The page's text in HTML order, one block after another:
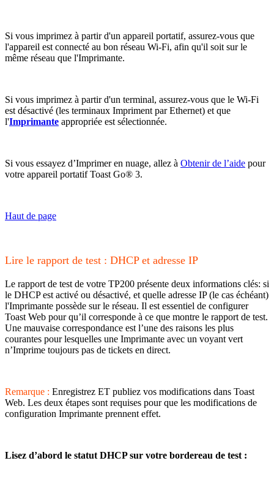
Si vous imprimez à partir d'un appareil portatif, assurez-vous que
l'appareil est connecté au bon réseau Wi-Fi, afin qu'il soit sur le
même réseau que l'Imprimante.
Si vous imprimez à partir d'un terminal, assurez-vous que le Wi-Fi
est désactivé (les terminaux Impriment par Ethernet) et que
l'Imprimante appropriée est sélectionnée.
Si vous essayez d’Imprimer en nuage, allez à Obtenir de l’aide pour
votre appareil portatif Toast Go® 3.
Haut de page
Lire le rapport de test : DHCP et adresse IP
Le rapport de test de votre TP200 présente deux informations clés: si
le DHCP est activé ou désactivé, et quelle adresse IP (le cas échéant)
l'Imprimante possède sur le réseau. Il est essentiel de configurer
Toast Web pour qu’il corresponde à ce que montre le rapport de test.
Une mauvaise correspondance est l’une des raisons les plus
courantes pour lesquelles une Imprimante avec un voyant vert
n’Imprime toujours pas de tickets en direct.
Remarque : Enregistrez ET publiez vos modifications dans Toast
Web. Les deux étapes sont requises pour que les modifications de
configuration Imprimante prennent effet.
Lisez d’abord le statut DHCP sur votre bordereau de test :